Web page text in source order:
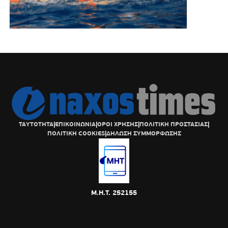
ΤΑΥΤΟΤΗΤΑ|ΕΠΙΚΟΙΝΩΝΙΑ|ΟΡΟΙ ΧΡΗΣΗΣ|ΠΟΛΙΤΙΚΗ ΠΡΟΣΤΑΣΙΑΣ|
ΠΟΛΙΤΙΚΗ COOKIES|ΔΗΛΩΣΗ ΣΥΜΜΟΡΦΩΣΗΣ
Μ.Η.Τ. 252155